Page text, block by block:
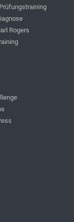
Rogers